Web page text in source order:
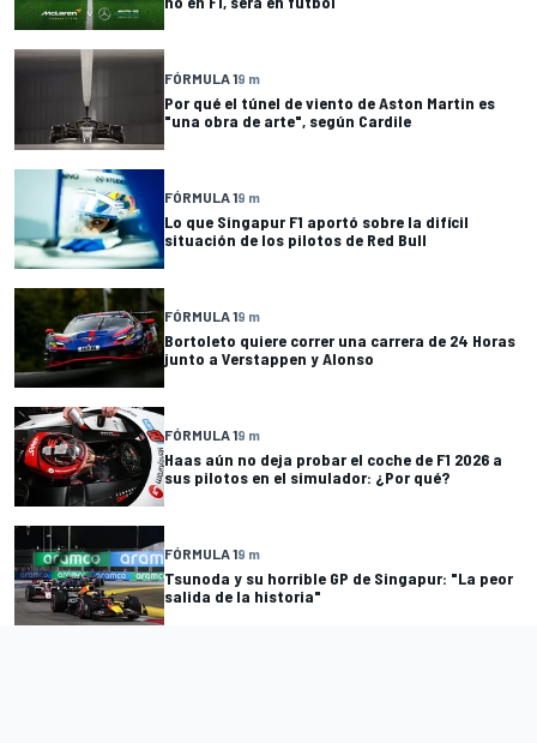
FÓRMULA 19 m
Por qué el túnel de viento de Aston Martin es
"una obra de arte", según Cardile
FÓRMULA 19 m
Lo que Singapur F1 aportó sobre la difícil
situación de los pilotos de Red Bull
FÓRMULA 19 m
Bortoleto quiere correr una carrera de 24 Horas
junto a Verstappen y Alonso
FÓRMULA 19 m
Haas aún no deja probar el coche de F1 2026 a
sus pilotos en el simulador: ¿Por qué?
FÓRMULA 19 m
Tsunoda y su horrible GP de Singapur: "La peor
salida de la historia"